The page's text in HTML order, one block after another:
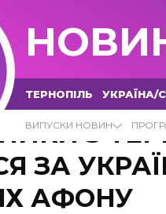
ТЕРНОПІЛЬ УКРАЇНА/
ВИПУСКИ НОВИН
З
ЗА
АФОНУ